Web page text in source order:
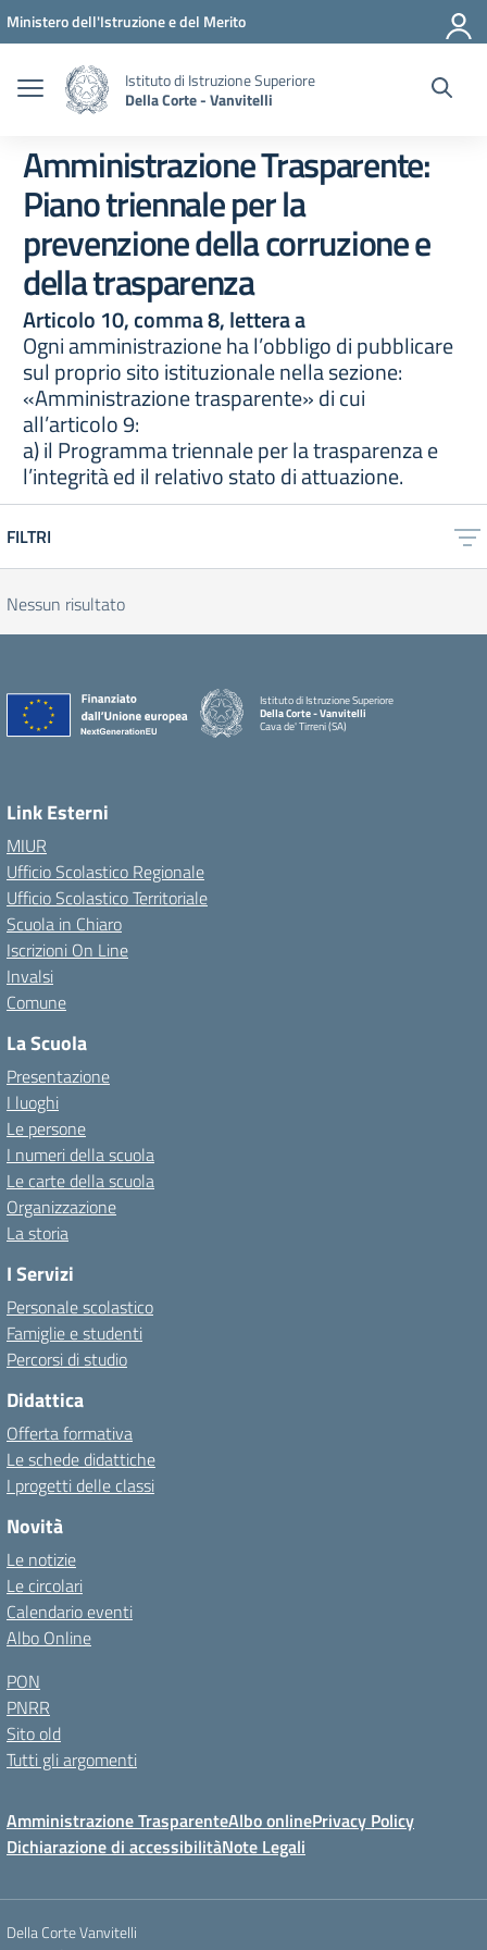
Vai ai contenuti
Vai al menu di navigazione
Vai al footer
Ministero dell'Istruzione e del Merito
Istituto di Istruzione Superiore
Della Corte - Vanvitelli
Amministrazione Trasparente:
Piano triennale per la
prevenzione della corruzione e
della trasparenza
Articolo 10, comma 8, lettera a
Ogni amministrazione ha l’obbligo di pubblicare
sul proprio sito istituzionale nella sezione:
«Amministrazione trasparente» di cui
all’articolo 9:
a) il Programma triennale per la trasparenza e
l’integrità ed il relativo stato di attuazione.
FILTRI
Nessun risultato
Istituto di Istruzione Superiore
Della Corte - Vanvitelli
Cava de' Tirreni (SA)
Link Esterni
MIUR
Ufficio Scolastico Regionale
Ufficio Scolastico Territoriale
Scuola in Chiaro
Iscrizioni On Line
Invalsi
Comune
La Scuola
Presentazione
I luoghi
Le persone
I numeri della scuola
Le carte della scuola
Organizzazione
La storia
I Servizi
Personale scolastico
Famiglie e studenti
Percorsi di studio
Didattica
Offerta formativa
Le schede didattiche
I progetti delle classi
Novità
Le notizie
Le circolari
Calendario eventi
Albo Online
PON
PNRR
Sito old
Tutti gli argomenti
Amministrazione TrasparenteAlbo onlinePrivacy Policy
Dichiarazione di accessibilitàNote Legali
Della Corte Vanvitelli